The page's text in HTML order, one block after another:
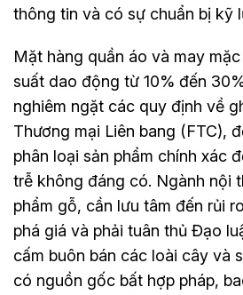
thông tin và có sự chuẩn bị kỹ
Mặt hàng quần áo và may
suất dao động từ 10% đến
nghiêm ngặt các quy định về
Thương mại Liên bang (FTC),
phân loại sản phẩm chính xác
trễ không đáng có. Ngành nội
phẩm gỗ, cần lưu tâm đến rủi
phá giá và phải tuân thủ Đạo
cấm buôn bán các loài cây và
có nguồn gốc bất hợp pháp,